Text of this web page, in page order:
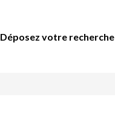
Déposez votre recherche